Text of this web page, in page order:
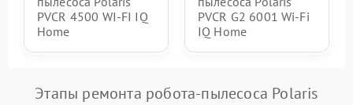
PVCR 4500 WI-FI IQ
Home
PVCR G2 6001 Wi-Fi
IQ Home
Этапы ремонта робота-пылесоса Polaris